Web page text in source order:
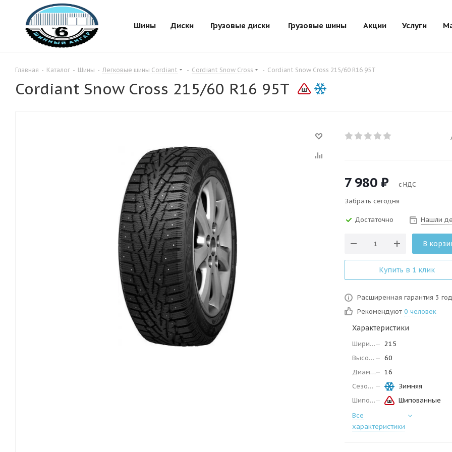
Шины Диски Грузовые диски Грузовые шины Акции Услуги
Главная - Каталог - Шины - Легковые шины Cordiant - Cordiant Snow Cross - Cordiant Snow Cross 215/60 R16 95T
Cordiant Snow Cross 215/60 R16 95T
7 980 ₽ с НДС
Забрать сегодня
Достаточно Нашли
В
Купить в 1 клик
Расширенная гарантия 3
Рекомендуют 0 человек
Характеристики
Ширина
215
Высота
60
Диаметр
16
Сезон
Зимняя
Шипованные
Шипованные
Все
характеристики